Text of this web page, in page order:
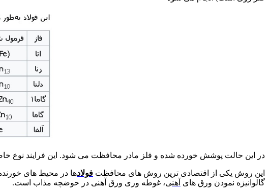
در این حالت پوشش خورده شده و فلز مادر محافظت می شود. این فرایند نوع
این روش یکی از اقتصادی ترین روش های محافظت فولادها در محیط های
گالوانیزه نمودن ورق های آهنی، غوطه وری ورق آهنی در حوضچه مذاب است.